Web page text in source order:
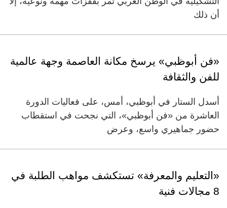
أن ذلك
«فن أبوظبي» يرسخ مكانة العاصمة وجهة عالمية
للفن والثقافة
أسدل الستار في أبوظبي، أمس، على فعاليات الدورة
العاشرة من «فن أبوظبي»، التي نجحت في استقطاب
حضور جماهيري واسع، وعرض
«التعليم والمعرفة» تستكشف مواهب الطلبة في
8 مجالات فنية